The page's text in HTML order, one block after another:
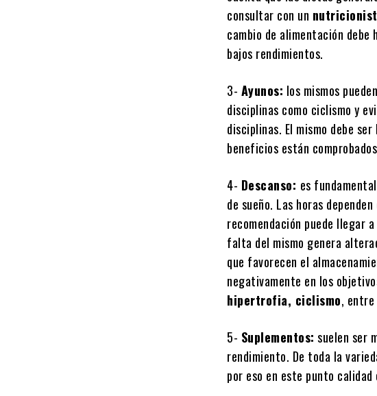
consultar con un
cambio de alimentación
bajos rendimientos.
3- Ayunos: los mismos
disciplinas como ciclismo y
disciplinas. El mismo debe
beneficios están
4- Descanso: es
de sueño. Las horas
recomendación puede llegar
falta del mismo genera
que favorecen el
negativamente en los
hipertrofia, ciclismo,
5- Suplementos: suelen ser
rendimiento. De toda la
por eso en este punto